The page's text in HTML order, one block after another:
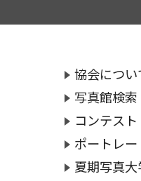
協会につい
写真館検索
コンテスト
ポートレ
夏期写真